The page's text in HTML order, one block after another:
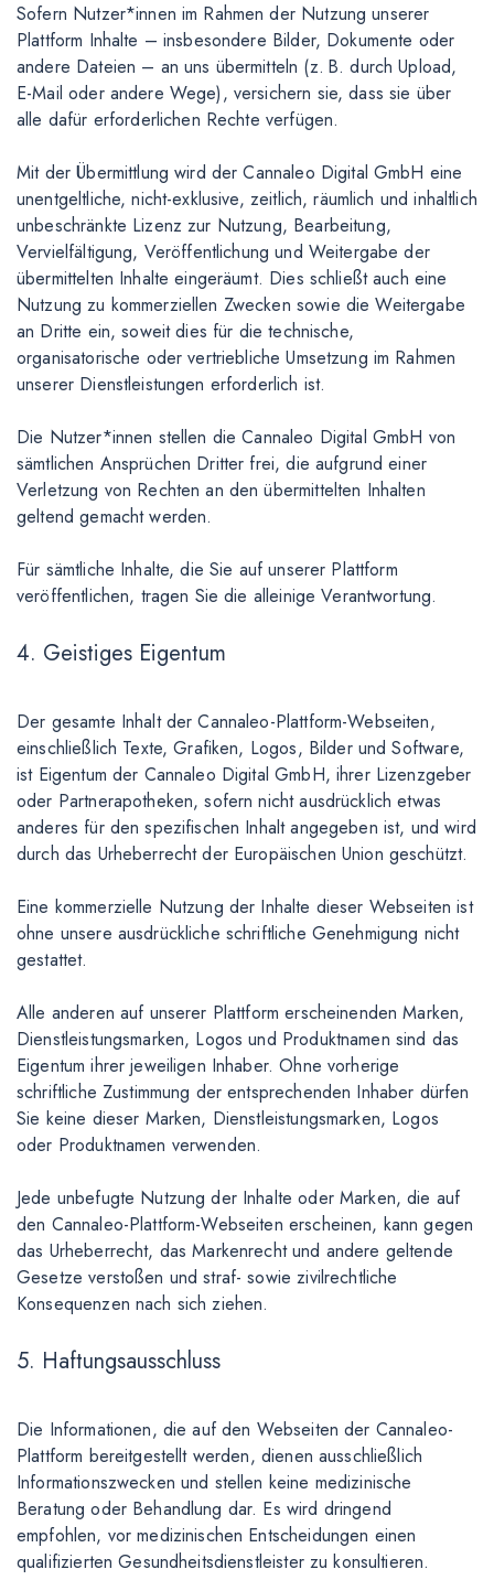
Sofern Nutzer*innen im Rahmen der Nutzung unserer
Plattform Inhalte – insbesondere Bilder, Dokumente oder
andere Dateien – an uns übermitteln (z. B. durch Upload,
E-Mail oder andere Wege), versichern sie, dass sie über
alle dafür erforderlichen Rechte verfügen.
Mit der Übermittlung wird der Cannaleo Digital GmbH eine
unentgeltliche, nicht-exklusive, zeitlich, räumlich und inhaltlich
unbeschränkte Lizenz zur Nutzung, Bearbeitung,
Vervielfältigung, Veröffentlichung und Weitergabe der
übermittelten Inhalte eingeräumt. Dies schließt auch eine
Nutzung zu kommerziellen Zwecken sowie die Weitergabe
an Dritte ein, soweit dies für die technische,
organisatorische oder vertriebliche Umsetzung im Rahmen
unserer Dienstleistungen erforderlich ist.
Die Nutzer*innen stellen die Cannaleo Digital GmbH von
sämtlichen Ansprüchen Dritter frei, die aufgrund einer
Verletzung von Rechten an den übermittelten Inhalten
geltend gemacht werden.
Für sämtliche Inhalte, die Sie auf unserer Plattform
veröffentlichen, tragen Sie die alleinige Verantwortung.
4. Geistiges Eigentum
Der gesamte Inhalt der Cannaleo-Plattform-Webseiten,
einschließlich Texte, Grafiken, Logos, Bilder und Software,
ist Eigentum der Cannaleo Digital GmbH, ihrer Lizenzgeber
oder Partnerapotheken, sofern nicht ausdrücklich etwas
anderes für den spezifischen Inhalt angegeben ist, und wird
durch das Urheberrecht der Europäischen Union geschützt.
Eine kommerzielle Nutzung der Inhalte dieser Webseiten ist
ohne unsere ausdrückliche schriftliche Genehmigung nicht
gestattet.
Alle anderen auf unserer Plattform erscheinenden Marken,
Dienstleistungsmarken, Logos und Produktnamen sind das
Eigentum ihrer jeweiligen Inhaber. Ohne vorherige
schriftliche Zustimmung der entsprechenden Inhaber dürfen
Sie keine dieser Marken, Dienstleistungsmarken, Logos
oder Produktnamen verwenden.
Jede unbefugte Nutzung der Inhalte oder Marken, die auf
den Cannaleo-Plattform-Webseiten erscheinen, kann gegen
das Urheberrecht, das Markenrecht und andere geltende
Gesetze verstoßen und straf- sowie zivilrechtliche
Konsequenzen nach sich ziehen.
5. Haftungsausschluss
Die Informationen, die auf den Webseiten der Cannaleo-
Plattform bereitgestellt werden, dienen ausschließlich
Informationszwecken und stellen keine medizinische
Beratung oder Behandlung dar. Es wird dringend
empfohlen, vor medizinischen Entscheidungen einen
qualifizierten Gesundheitsdienstleister zu konsultieren.